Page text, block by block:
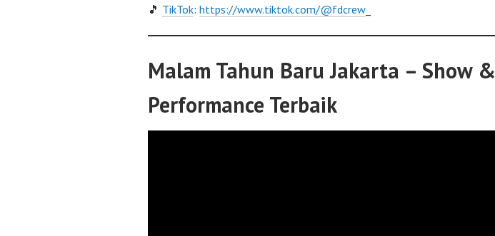
🎵 TikTok: https://www.tiktok.com/@fdcrew
Malam Tahun Baru Jakarta – Show &
Performance Terbaik